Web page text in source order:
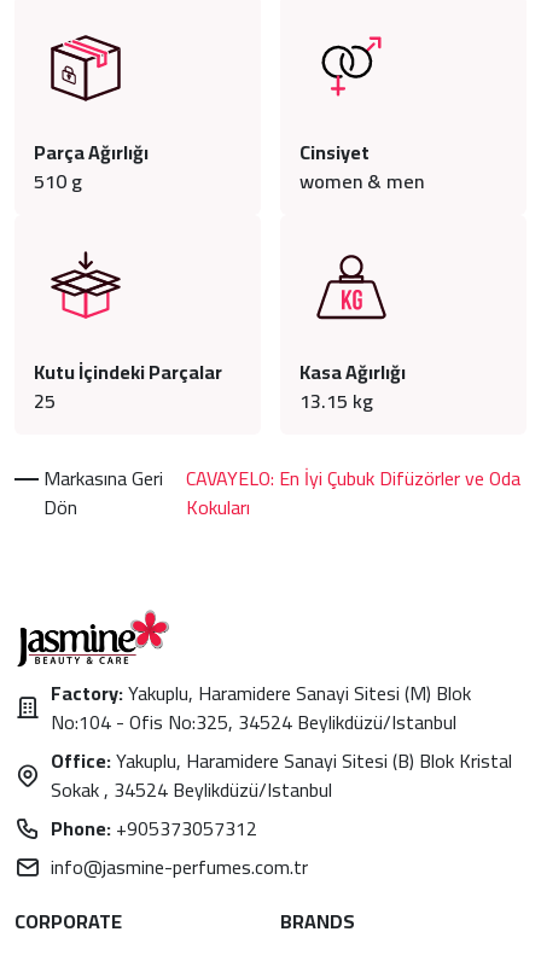
Parça Ağırlığı
510g
Cinsiyet
women & men
Kutu İçindeki Parçalar
25
Kasa Ağırlığı
13.15 kg
Markasına Geri
Dön
CAVAYELO: En İyi Çubuk Difüzörler ve Oda
Kokuları
Factory:Yakuplu, Haramidere Sanayi Sitesi (M) Blok
No:104 - Ofis No:325, 34524 Beylikdüzü/Istanbul
Office:Yakuplu, Haramidere Sanayi Sitesi (B) Blok Kristal
Sokak , 34524 Beylikdüzü/Istanbul
Phone:+905373057312
info@jasmine-perfumes.com.tr
CORPORATE
BRANDS